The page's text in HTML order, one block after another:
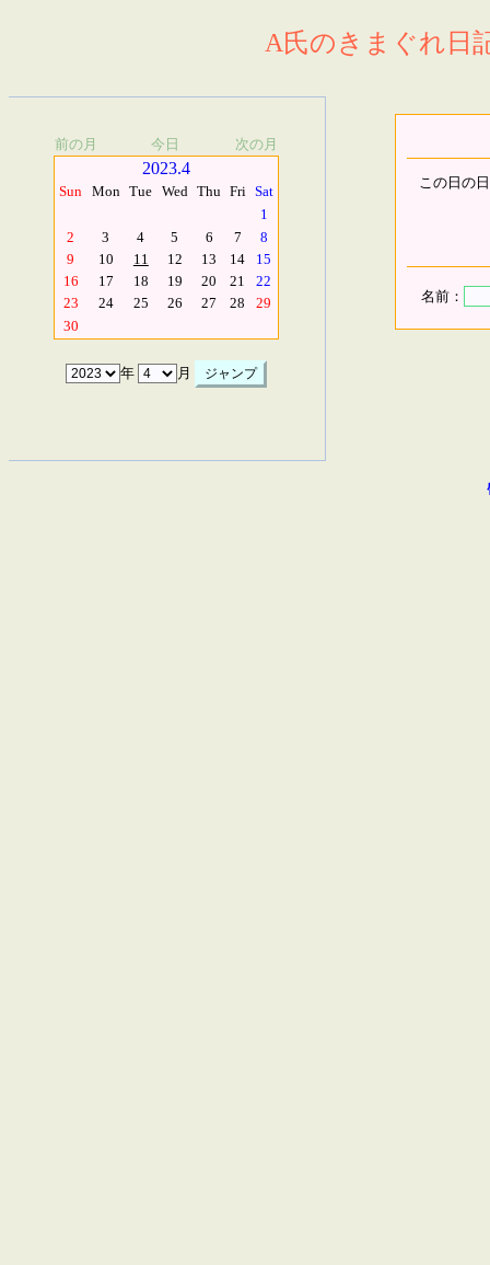
A氏のきまぐれ日
前の月 今日 次の月
2023.4
Sun Mon Tue Wed Thu Fri Sat
1
2
3 4 5 6 7
8
9
10 11 12 13 14
15
16
17 18 19 20 21
22
23
24 25 26 27 28
29
30
年 月
この日の
名前：